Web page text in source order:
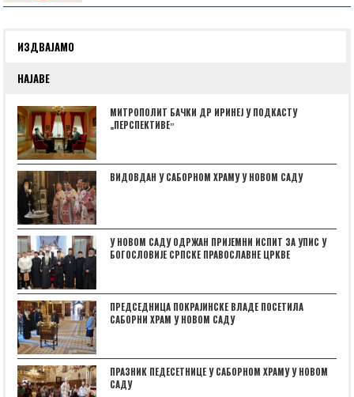
ИЗДВАЈАМО
НАЈАВЕ
МИТРОПОЛИТ БАЧКИ ДР ИРИНЕЈ У ПОДКАСТУ
„ПЕРСПЕКТИВЕˮ
ВИДОВДАН У САБОРНОМ ХРАМУ У НОВОМ САДУ
У НОВОМ САДУ ОДРЖАН ПРИЈЕМНИ ИСПИТ ЗА УПИС У
БОГОСЛОВИЈЕ СРПСКЕ ПРАВОСЛАВНЕ ЦРКВЕ
ПРЕДСЕДНИЦА ПОКРАЈИНСКЕ ВЛАДЕ ПОСЕТИЛА
САБОРНИ ХРАМ У НОВОМ САДУ
ПРАЗНИК ПЕДЕСЕТНИЦЕ У САБОРНОМ ХРАМУ У НОВОМ
САДУ